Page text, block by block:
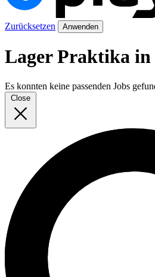
Zurücksetzen Anwenden
Lager Praktika in
Es konnten keine passenden Jobs
Close